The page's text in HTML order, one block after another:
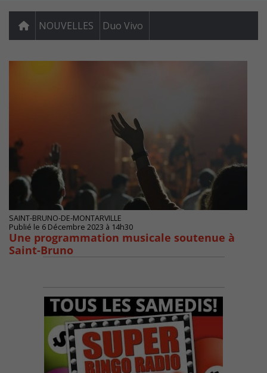
NOUVELLES Duo Vivo
SAINT-BRUNO-DE-MONTARVILLE
Publié le 6 Décembre 2023 à 14h30
Une programmation musicale soutenue à
Saint-Bruno